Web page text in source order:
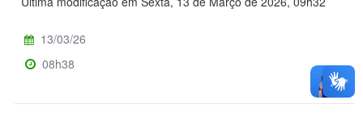
13/03/26
08h38